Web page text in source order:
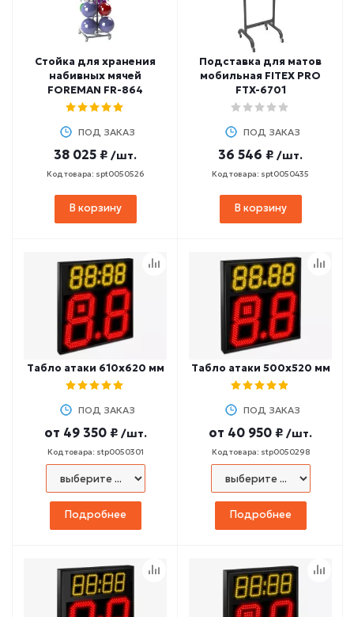
Стойка для хранения
набивных мячей
FOREMAN FR-864
ПОД ЗАКАЗ
38 025 ₽ /шт.
Код товара: spt0050526
В корзину
Подставка для матов
мобильная FITEX PRO
FTX-6701
ПОД ЗАКАЗ
36 546 ₽ /шт.
Код товара: spt0050435
В корзину
Табло атаки 610х620 мм
ПОД ЗАКАЗ
от 49 350 ₽ /шт.
Код товара: stp0050301
Подробнее
Табло атаки 500х520 мм
ПОД ЗАКАЗ
от 40 950 ₽ /шт.
Код товара: stp0050298
Подробнее